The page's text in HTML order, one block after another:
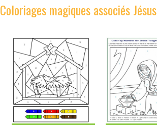
Coloriages magiques associés Jésus